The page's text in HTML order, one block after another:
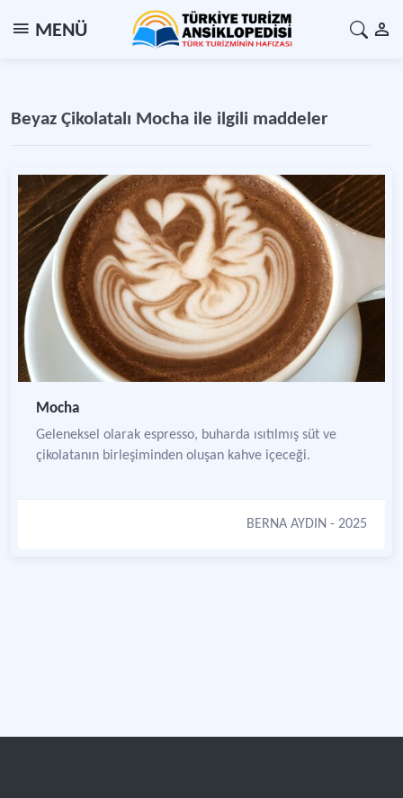
MENÜ
Beyaz Çikolatalı Mocha ile ilgili maddeler
Mocha
Geleneksel olarak espresso, buharda ısıtılmış süt ve
çikolatanın birleşiminden oluşan kahve içeceği.
BERNA AYDIN - 2025